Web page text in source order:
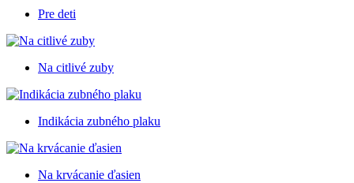
Pre deti
Na citlivé zuby
Indikácia zubného plaku
Na krvácanie ďasien